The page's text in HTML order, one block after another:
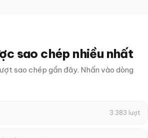
sao chép nhiều nhất
sao chép gần đây. Nhấn vào dòng
3.383 lượt